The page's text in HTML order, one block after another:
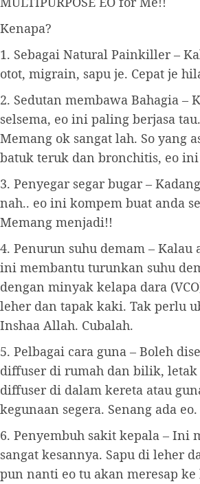
Kenapa?
1. Sebagai Natural Painkiller –
otot, migrain, sapu je. Cepat je
2. Sedutan membawa Bahagia –
selsema, eo ini paling berjasa
Memang ok sangat lah. So yang
batuk teruk dan bronchitis, eo
3. Penyegar segar bugar –
nah.. eo ini kompem buat anda
Memang menjadi!!
4. Penurun suhu demam – Kalau
ini membantu turunkan suhu
dengan minyak kelapa dara
leher dan tapak kaki. Tak perlu
Inshaa Allah. Cubalah.
5. Pelbagai cara guna – Boleh
diffuser di rumah dan bilik, letak
diffuser di dalam kereta atau
kegunaan segera. Senang ada eo.
6. Penyembuh sakit kepala – Ini
sangat kesannya. Sapu di leher
pun nanti eo tu akan meresap